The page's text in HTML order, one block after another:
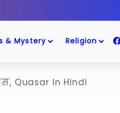
& Mystery Religion
Quasar In Hindi